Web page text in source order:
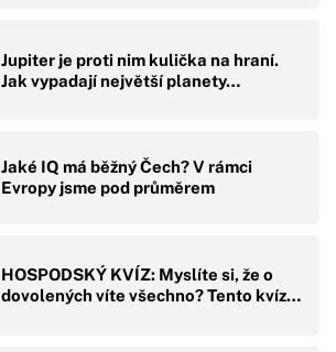
Jupiter je proti nim kulička na hraní.
Jak vypadají největší planety…
Jaké IQ má běžný Čech? V rámci
Evropy jsme pod průměrem
HOSPODSKÝ KVÍZ: Myslíte si, že o
dovolených víte všechno? Tento kvíz…